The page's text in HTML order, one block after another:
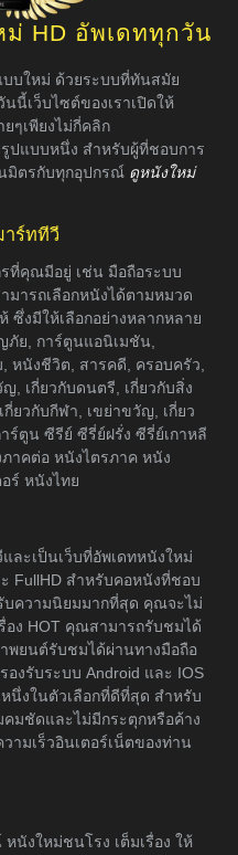
HD อัพเดททุกวัน
บบใหม่ ด้วยระบบที่ทันสมัย
นี้เว็บไซต์ของเราเปิดให้
ๆเพียงไม่กี่คลิก
รูปแบบหนึ่ง สำหรับผู้ที่ชอบการ
มิตรกับทุกอุปกรณ์ ดูหนังใหม่
ร์ททีวี
ที่คุณมีอยู่ เช่น มือถือระบบ
มารถเลือกหนังได้ตามหมวด
ซึ่งมีให้เลือกอย่างหลากหลาย
ภัย, การ์ตูนแอนิเมชัน,
หนังชีวิต, สารคดี, ครอบครัว,
, เกี่ยวกับดนตรี, เกี่ยวกับสิ่ง
ยวกับกีฬา, เขย่าขวัญ, เกี่ยว
ร์ตูน ซีรีย์ ซีรี่ย์ฝรั่ง ซีรี่ย์เกาหลี
าคต่อ หนังไตรภาค หนัง
ร์ หนังไทย
ละเป็นเว็บที่อัพเดทหนังใหม่
FullHD สำหรับคอหนังที่ชอบ
บความนิยมมากที่สุด คุณจะไม่
อง HOT คุณสามารถรับชมได้
พยนต์รับชมได้ผ่านทางมือถือ
องรับระบบ Android และ IOS
นึ่งในตัวเลือกที่ดีที่สุด สำหรับ
มชัดและไม่มีกระตุกหรือค้าง
ามเร็วอินเตอร์เน็ตของท่าน
นังใหม่ชนโรง เต็มเรื่อง ให้